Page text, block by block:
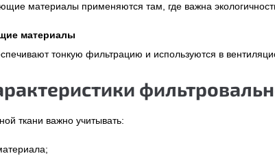
материалы применяются там, где важна
материалы
тонкую фильтрацию и используются в
ткани важно учитывать: